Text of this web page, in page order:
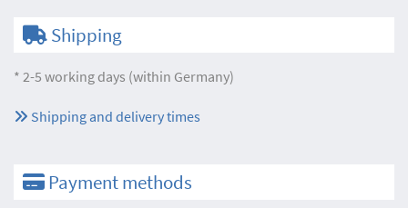
Shipping
* 2-5 working days (within Germany)
Shipping and delivery times
Payment methods